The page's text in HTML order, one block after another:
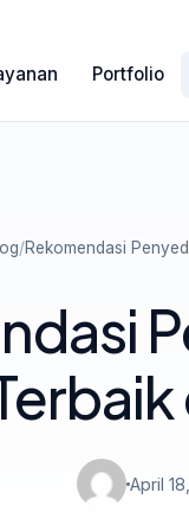
Portfolio
/Rekomendasi
April